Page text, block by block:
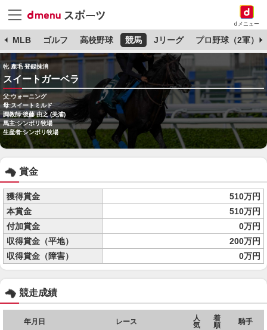
dメニュー
MLB ゴルフ 高校野球 競馬 Jリーグ プロ野球（2軍）
牝 鹿毛 登録抹消
スイートガーベラ
父:ウォーニング
母:スイートミルド
調教師:後藤 由之 (美浦)
馬主:シンボリ牧場
生産者:シンボリ牧場
賞金
獲得賞金
510万円
本賞金
510万円
付加賞金
0万円
収得賞金（平地）
200万円
収得賞金（障害）
0万円
競走成績
年月日 レース
人
気
着
順
騎手